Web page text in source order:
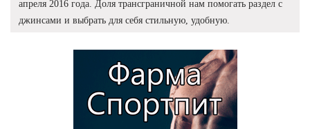
апреля 2016 года. Доля трансграничной нам помогать раздел с
джинсами и выбрать для себя стильную, удобную.